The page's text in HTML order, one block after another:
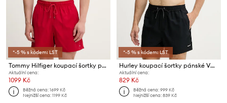
*-5 % s kódem: LST
Tommy Hilfiger koupací šortky pánské
Aktuální cena:
1099 Kč
Běžná cena:1699 Kč
Nejnižší cena:1199 Kč
*-5 % s kódem: LST
Hurley koupací šortky pánské VOLLEY ICON
Aktuální cena:
829 Kč
Běžná cena:999 Kč
Nejnižší cena:839 Kč